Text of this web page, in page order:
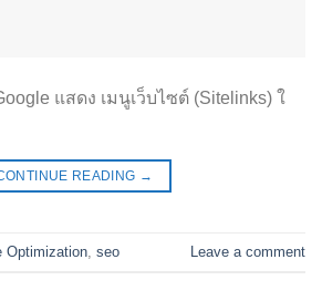
แสดง เมนูเว็บไซต์ (Sitelinks) ใ
READING →
Optimization seo Leave a comment